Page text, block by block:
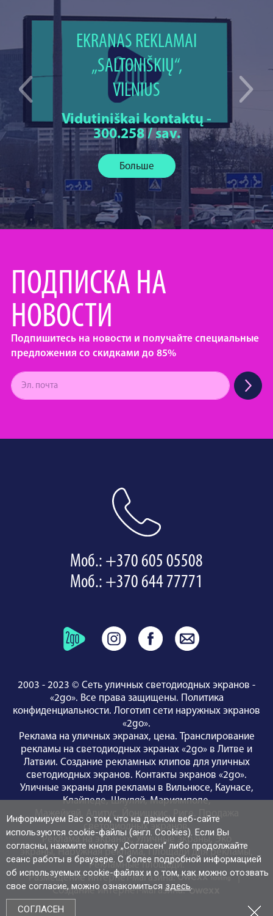
Информируем Вас о том, что на данном веб-сайте
используются cookie-файлы (англ. Cookies). Если Вы
согласны, нажмите кнопку „Согласен“ либо продолжайте
сеанс работы в браузере. С более подробной информацией
об используемых cookie-файлах и о том, как можно отозвать
свое согласие, можно ознакомиться здесь.
СОГЛАСЕН
EKRANAS REKLAMAI
„SALTONIŠKIŲ“,
VILNIUS
Vidutiniškai kontaktų -
300.258 / sav.
Больше
ПОДПИСКА НА
НОВОСТИ
Подпишитесь на новости и получайте специальные
предложения со скидками до 85%
Моб.: +370 605 05508
Моб.: +370 644 77771
2003 - 2023 © Сеть уличных светодиодных экранов -
«2go». Все права защищены. Политика
конфиденциальности. Логотип сети наружных экранов
«2go».
Реклама на уличных экранах, цена. Транслирование
рекламы на светодиодных экранах «2go» в Литве и
Латвии. Создание рекламных клипов для уличных
светодиодных экранов. Контакты экранов «2go».
Уличные экраны для рекламы в Вильнюсе, Каунасе,
Клайпедe,Шяуляй,Мариямполе,
Мажейкяй
Риге
Продажа
светодиодных экранов .
Реклама на экранах, Уличные экраны
экраны,Наружная реклама,Площади для рекламы
Рекламные площади.
Размещение интернет-магазина:
|
Создание интернет-магазина: